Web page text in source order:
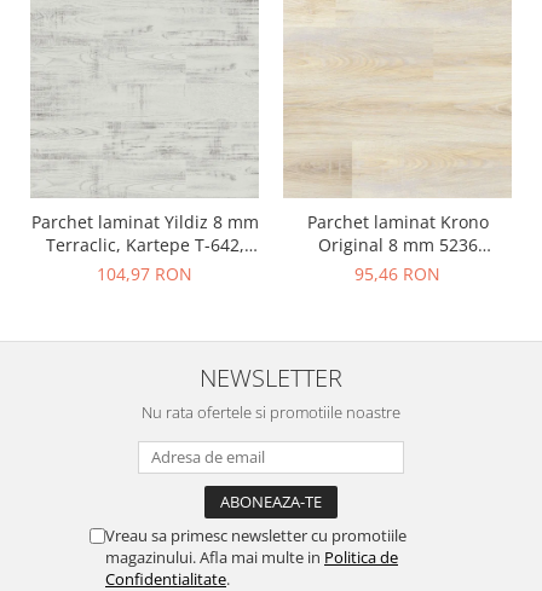
Parchet laminat Yildiz 8 mm
Terraclic, Kartepe T-642,
clasa 31 AC3
104,97 RON
Parchet laminat Krono
Original 8 mm 5236
Novella, Savana Oak, clasa
95,46 RON
NEWSLETTER
Nu rata ofertele si promotiile noastre
Vreau sa primesc newsletter cu promotiile
magazinului. Afla mai multe in Politica de
Confidentialitate.